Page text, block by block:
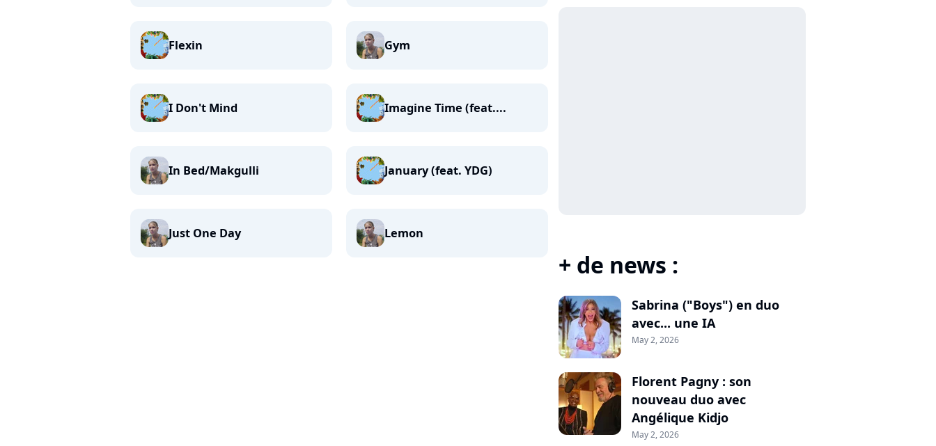
Flexin Gym
I Don't Mind Imagine Time (feat....
In Bed/Makgulli January (feat. YDG)
Just One Day Lemon
+ de news :
Sabrina ("Boys") en duo
avec... une IA
May 2, 2026
Florent Pagny : son
nouveau duo avec
Angélique Kidjo
May 2, 2026